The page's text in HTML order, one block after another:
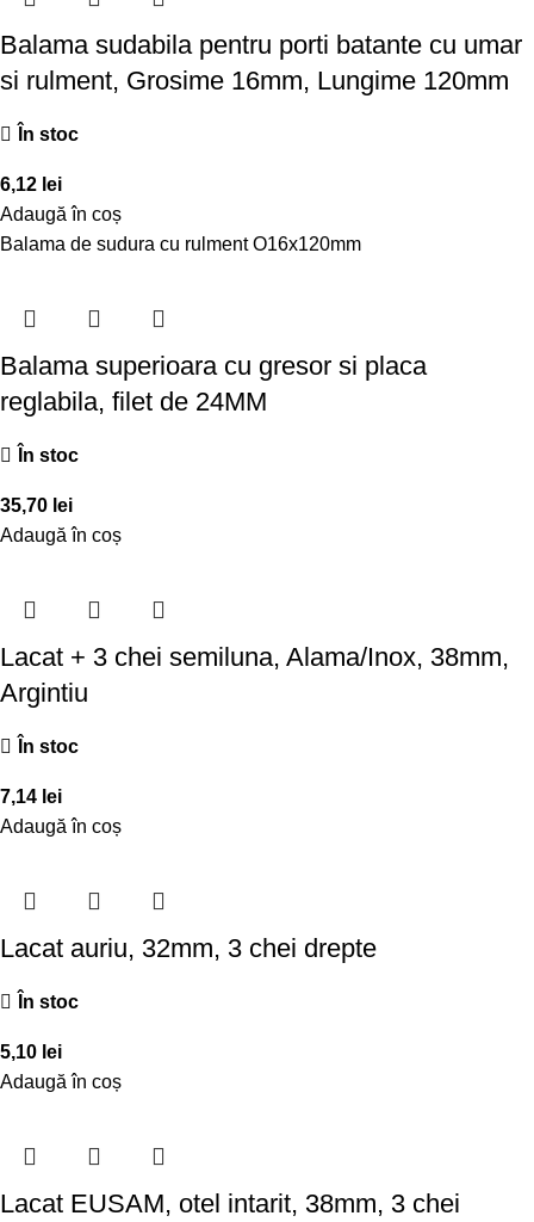
Balama sudabila pentru porti batante cu umar
si rulment, Grosime 16mm, Lungime 120mm
În stoc
6,12 lei
Adaugă în coș
Balama de sudura cu rulment O16x120mm
Balama superioara cu gresor si placa
reglabila, filet de 24MM
În stoc
35,70 lei
Adaugă în coș
Lacat + 3 chei semiluna, Alama/Inox, 38mm,
Argintiu
În stoc
7,14 lei
Adaugă în coș
Lacat auriu, 32mm, 3 chei drepte
În stoc
5,10 lei
Adaugă în coș
Lacat EUSAM, otel intarit, 38mm, 3 chei